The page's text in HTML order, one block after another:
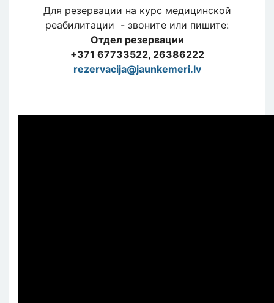
Для резервации на курс медицинской
реабилитации - звоните или пишите:
Отдел резервации
+371 67733522, 26386222
rezervacija@jaunkemeri.lv